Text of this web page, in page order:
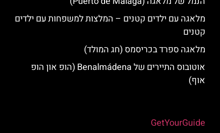
מלאגה עם ילדים קטנים – המלצות למשפחות עם ילדים
קטנים
מלאגה ספרד בכריסמס (חג המולד)
אוטובוס התיירים של Benalmádena (הופ און הופ
אוף)
GetYourGuide